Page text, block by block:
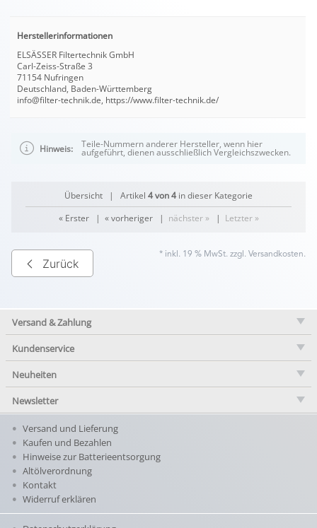
Herstellerinformationen
ELSÄSSER Filtertechnik GmbH
Carl-Zeiss-Straße 3
71154 Nufringen
Deutschland, Baden-Württemberg
info@filter-technik.de, https://www.filter-technik.de/
Hinweis: Teile-Nummern anderer Hersteller, wenn hier
aufgeführt, dienen ausschließlich Vergleichszwecken.
Übersicht | Artikel 4 von 4 in dieser Kategorie
« Erster| « vorheriger| nächster »| Letzter »
Zurück
* inkl. 19 % MwSt. zzgl. Versandkosten.
Versand & Zahlung
Kundenservice
Neuheiten
Newsletter
Versand und Lieferung
Kaufen und Bezahlen
Hinweise zur Batterieentsorgung
Altölverordnung
Kontakt
Widerruf erklären